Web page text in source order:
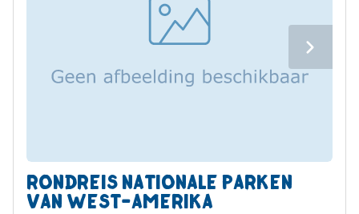
RONDREIS NATIONALE PARKEN
VAN WEST-AMERIKA